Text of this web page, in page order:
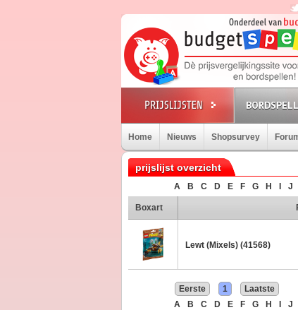
Home Nieuws Shopsurvey
prijslijst overzicht
A B C D E F G H J
Boxart
Lewt (Mixels) (41568)
Eerste 1
Laatste
A
B C D E F G H J